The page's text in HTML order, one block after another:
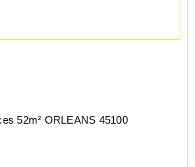
52m² ORLEANS 45100